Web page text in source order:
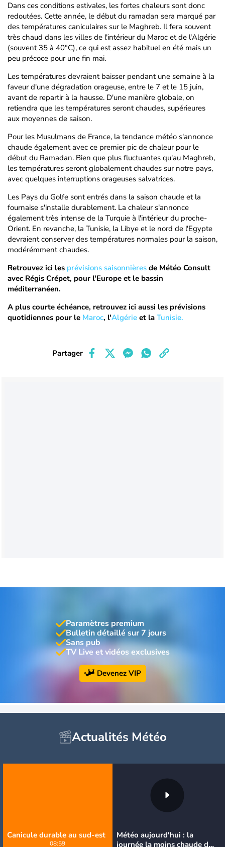
Dans ces conditions estivales, les fortes chaleurs sont donc
redoutées. Cette année, le début du ramadan sera marqué par
des températures caniculaires sur le Maghreb. Il fera souvent
très chaud dans les villes de l'intérieur du Maroc et de l'Algérie
(souvent 35 à 40°C), ce qui est assez habituel en été mais un
peu précoce pour une fin mai.
Les températures devraient baisser pendant une semaine à la
faveur d'une dégradation orageuse, entre le 7 et le 15 juin,
avant de repartir à la hausse. D'une manière globale, on
retiendra que les températures seront chaudes, supérieures
aux moyennes de saison.
Pour les Musulmans de France, la tendance météo s'annonce
chaude également avec ce premier pic de chaleur pour le
début du Ramadan. Bien que plus fluctuantes qu'au Maghreb,
les températures seront globalement chaudes sur notre pays,
avec quelques interruptions orageuses salvatrices.
Les Pays du Golfe sont entrés dans la saison chaude et la
fournaise s'installe durablement. La chaleur s'annonce
également très intense de la Turquie à l'intérieur du proche-
Orient. En revanche, la Tunisie, la Libye et le nord de l'Egypte
devraient conserver des températures normales pour la saison,
modérémment chaudes.
Retrouvez ici les prévisions saisonnières de Météo Consult
avec Régis Crépet, pour l'Europe et le bassin
méditerranéen.
A plus courte échéance, retrouvez ici aussi les prévisions
quotidiennes pour le Maroc, l'Algérie et la Tunisie.
Partager
Paramètres premium
Bulletin détaillé sur 7 jours
Sans pub
TV Live et vidéos exclusives
Devenez VIP
Actualités Météo
Canicule durable au sud-est
08:59
Météo aujourd'hui : la
journée la moins chaude de